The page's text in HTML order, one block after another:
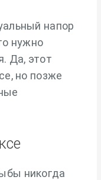
напор
нужно
Да, этот
но позже
никогда